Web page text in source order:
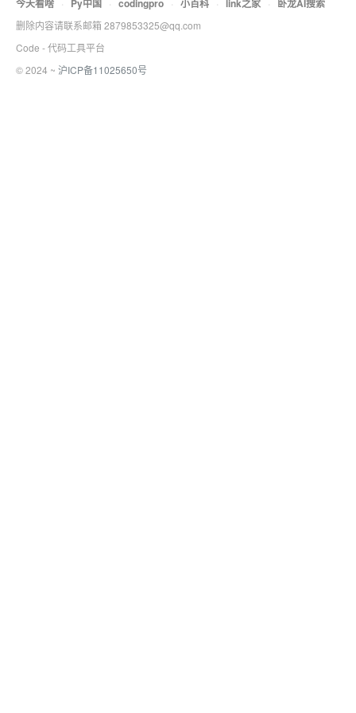
今天看啥 · Py中国 · codingpro · 小百科 · link之家 · 卧龙AI搜索
删除内容请联系邮箱 2879853325@qq.com
Code - 代码工具平台
© 2024 ~ 沪ICP备11025650号